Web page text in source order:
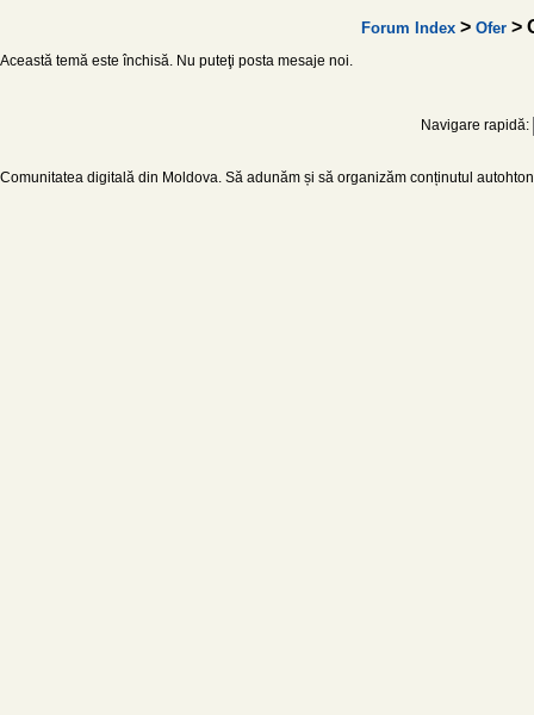
Forum Index> Ofer>
Această temă este închisă. Nu puteţi posta mesaje noi.
Navigare rapidă:
Comunitatea digitală din Moldova. Să adunăm și să organizăm conținutul